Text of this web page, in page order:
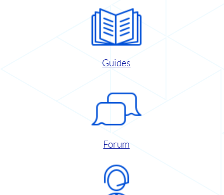
Guides
Forum